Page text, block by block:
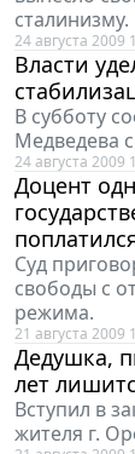
сталинизму.
24 августа 2009
Власти
В субботу
Медведева
24 августа 2009
Доцент
Суд
свободы с
режима.
21 августа 2009
Дедушка,
лет
Вступил в
жителя г.